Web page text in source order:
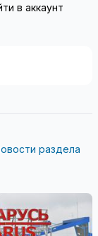
в аккаунт
раздела